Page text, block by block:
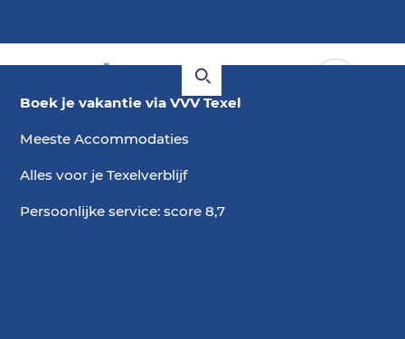
Boek je vakantie via VVV Texel
Meeste Accommodaties
Alles voor je Texelverblijf
Persoonlijke service: score 8,7